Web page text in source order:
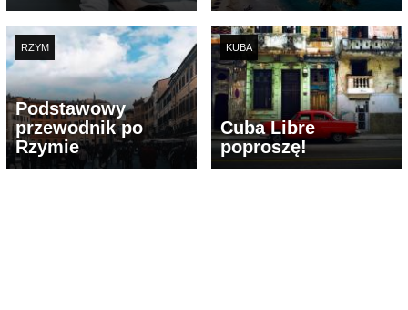
RZYM
Podstawowy
przewodnik po
Rzymie
KUBA
Cuba Libre
poproszę!